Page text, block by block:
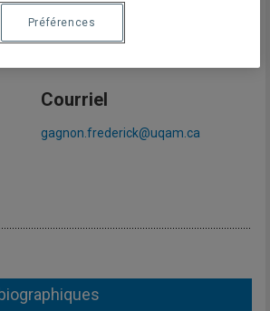
Unis et le Canada
Culture populaire et politique aux
Courriel
gagnon.frederick@uqam.ca
Préférences